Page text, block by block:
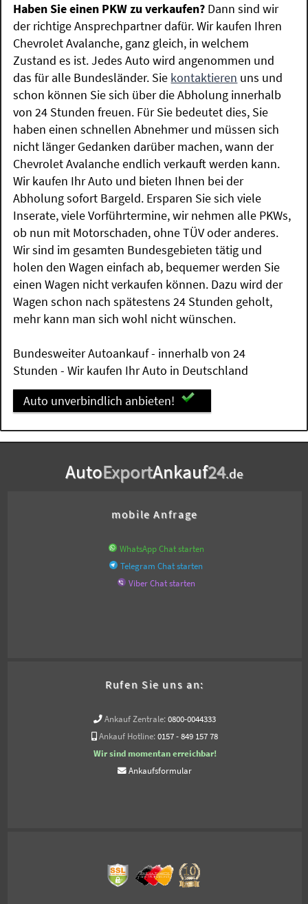
Haben Sie einen PKW zu verkaufen? Dann sind wir
der richtige Ansprechpartner dafür. Wir kaufen Ihren
Chevrolet Avalanche, ganz gleich, in welchem
Zustand es ist. Jedes Auto wird angenommen und
das für alle Bundesländer. Sie kontaktieren uns und
schon können Sie sich über die Abholung innerhalb
von 24 Stunden freuen. Für Sie bedeutet dies, Sie
haben einen schnellen Abnehmer und müssen sich
nicht länger Gedanken darüber machen, wann der
Chevrolet Avalanche endlich verkauft werden kann.
Wir kaufen Ihr Auto und bieten Ihnen bei der
Abholung sofort Bargeld. Ersparen Sie sich viele
Inserate, viele Vorführtermine, wir nehmen alle PKWs,
ob nun mit Motorschaden, ohne TÜV oder anderes.
Wir sind im gesamten Bundesgebieten tätig und
holen den Wagen einfach ab, bequemer werden Sie
einen Wagen nicht verkaufen können. Dazu wird der
Wagen schon nach spätestens 24 Stunden geholt,
mehr kann man sich wohl nicht wünschen.
Bundesweiter Autoankauf - innerhalb von 24
Stunden - Wir kaufen Ihr Auto in Deutschland
Auto unverbindlich anbieten!
AutoExportAnkauf24.de
mobile Anfrage
WhatsApp Chat starten
Telegram Chat starten
Viber Chat starten
Rufen Sie uns an:
Ankauf Zentrale: 0800-0044333
Ankauf Hotline: 0157 - 849 157 78
Wir sind momentan erreichbar!
Ankaufsformular